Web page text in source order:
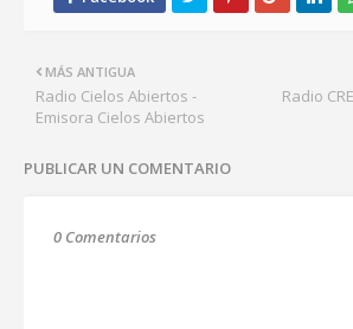
Radio
MÁS ANTIGUA
Radio Cielos Abiertos -
Emisora Cielos Abiertos
PUBLICAR UN COMENTARIO
0 Comentarios